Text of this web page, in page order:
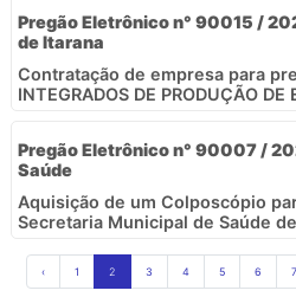
Pregão Eletrônico n° 90015 /
de Itarana
Contratação de empresa para
INTEGRADOS DE PRODUÇÃO DE
Pregão Eletrônico n° 90007 /
Saúde
Aquisição de um Colposcópio
Secretaria Municipal de Saúde
‹ 1 2 3 4 5 6 7